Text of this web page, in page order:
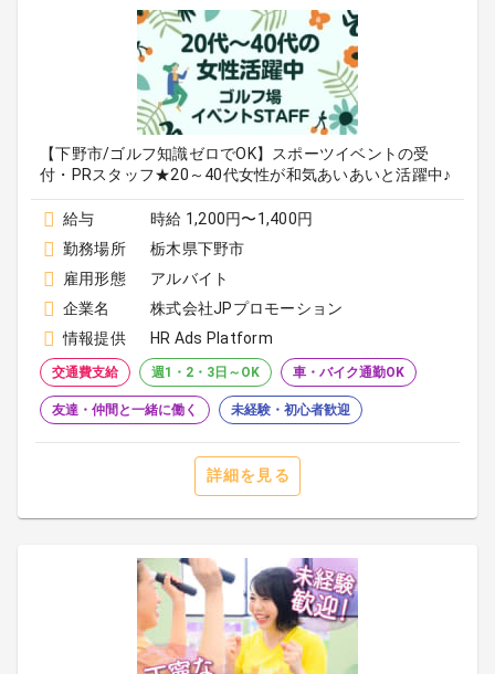
【下野市/ゴルフ知識ゼロでOK】スポーツイベントの受
付・PRスタッフ★20～40代女性が和気あいあいと活躍中♪
給与
時給 1,200円〜1,400円
勤務場所
栃木県下野市
雇用形態
アルバイト
企業名
株式会社JPプロモーション
情報提供
HR Ads Platform
交通費支給 週1・2・3日～OK 車・バイク通勤OK
友達・仲間と一緒に働く 未経験・初心者歓迎
詳細を見る